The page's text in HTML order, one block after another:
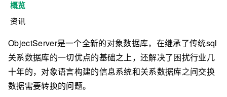
概览
资讯
ObjectServer是一个全新的对象数据库，在继承了传统sql
关系数据库的一切优点的基础之上，还解决了困扰行业几
十年的，对象语言构建的信息系统和关系数据库之间交换
数据需要转换的问题。